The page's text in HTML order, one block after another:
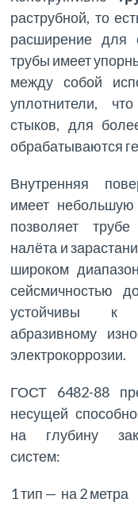
раструбной, то
расширение для
трубы имеет
между собой
уплотнители,
стыков, для
обрабатываются
Внутренняя
имеет
позволяет
налёта и
широком
сейсмичностью
устойчивы к
абразивному
электрокоррозии.
ГОСТ 6482-88
несущей
на глубину
систем:
1 тип — на 2 метра